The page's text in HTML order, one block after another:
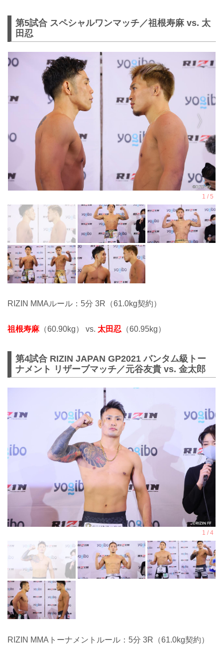
第5試合 スペシャルワンマッチ／祖根寿麻 vs. 太
田忍
RIZIN MMAルール：5分 3R（61.0kg契約）
祖根寿麻（60.90kg） vs. 太田忍 （60.95kg）
第4試合 RIZIN JAPAN GP2021 バンタム級トー
ナメント リザーブマッチ／元谷友貴 vs. 金太郎
RIZIN MMAトーナメントルール：5分 3R（61.0kg契約）